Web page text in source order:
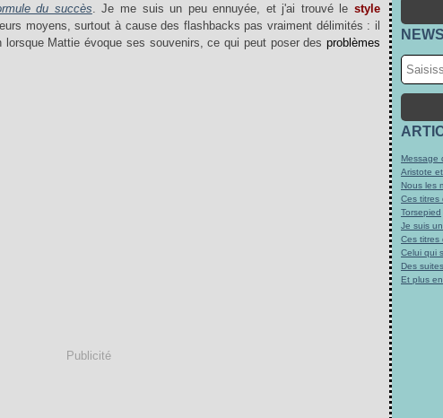
du succès. Je me suis un peu ennuyée, et j'ai trouvé le style
moyens, surtout à cause des flashbacks pas vraiment délimités : il
lorsque Mattie évoque ses souvenirs, ce qui peut poser des problèmes
Publicité
Message
Aristote
Nous les
Ces titres
Torsepied
Je suis
Ces titres
Celui qui
Des
Et plus